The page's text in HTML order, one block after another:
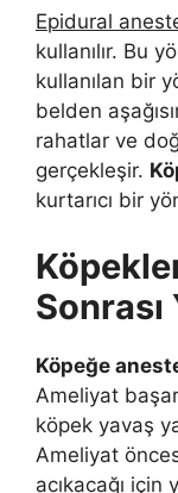
Epidural
kullanılır. Bu
kullanılan bir
belden
rahatlar ve
gerçekleşir.
kurtarıcı bir
Köpeğe
Ameliyat
köpek yavaş
Ameliyat
acıkacağı